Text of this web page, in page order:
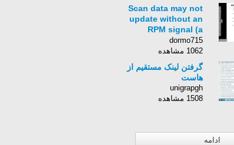
Scan data may not
update without an
RPM signal (a
ScannerDanner
Premium lecture)
dormo715
1062 مشاهده
گرفتن لینک مستقیم از
هاست
unigrapgh
1508 مشاهده
ادامه